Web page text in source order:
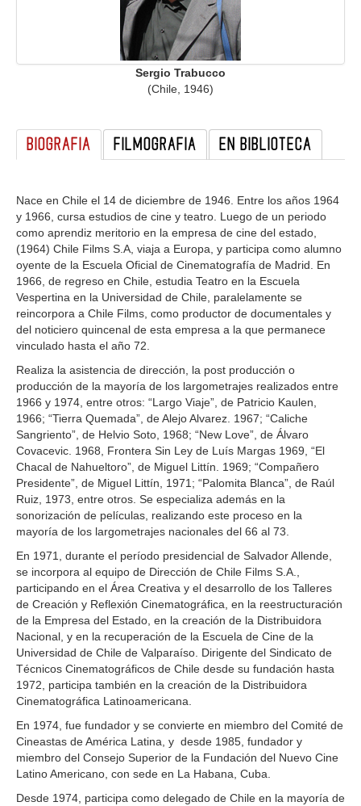
Sergio Trabucco
(Chile, 1946)
BIOGRAFIA FILMOGRAFIA EN BIBLIOTECA
Nace en Chile el 14 de diciembre de 1946. Entre los años 1964
y 1966, cursa estudios de cine y teatro. Luego de un periodo
como aprendiz meritorio en la empresa de cine del estado,
(1964) Chile Films S.A, viaja a Europa, y participa como alumno
oyente de la Escuela Oficial de Cinematografía de Madrid. En
1966, de regreso en Chile, estudia Teatro en la Escuela
Vespertina en la Universidad de Chile, paralelamente se
reincorpora a Chile Films, como productor de documentales y
del noticiero quincenal de esta empresa a la que permanece
vinculado hasta el año 72.
Realiza la asistencia de dirección, la post producción o
producción de la mayoría de los largometrajes realizados entre
1966 y 1974, entre otros: “Largo Viaje”, de Patricio Kaulen,
1966; “Tierra Quemada”, de Alejo Alvarez. 1967; “Caliche
Sangriento”, de Helvio Soto, 1968; “New Love”, de Álvaro
Covacevic. 1968, Frontera Sin Ley de Luís Margas 1969, “El
Chacal de Nahueltoro”, de Miguel Littín. 1969; “Compañero
Presidente”, de Miguel Littín, 1971; “Palomita Blanca”, de Raúl
Ruiz, 1973, entre otros. Se especializa además en la
sonorización de películas, realizando este proceso en la
mayoría de los largometrajes nacionales del 66 al 73.
En 1971, durante el período presidencial de Salvador Allende,
se incorpora al equipo de Dirección de Chile Films S.A.,
participando en el Área Creativa y el desarrollo de los Talleres
de Creación y Reflexión Cinematográfica, en la reestructuración
de la Empresa del Estado, en la creación de la Distribuidora
Nacional, y en la recuperación de la Escuela de Cine de la
Universidad de Chile de Valparaíso. Dirigente del Sindicato de
Técnicos Cinematográficos de Chile desde su fundación hasta
1972, participa también en la creación de la Distribuidora
Cinematográfica Latinoamericana.
En 1974, fue fundador y se convierte en miembro del Comité de
Cineastas de América Latina, y desde 1985, fundador y
miembro del Consejo Superior de la Fundación del Nuevo Cine
Latino Americano, con sede en La Habana, Cuba.
Desde 1974, participa como delegado de Chile en la mayoría de